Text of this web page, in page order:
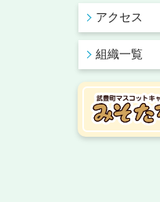
アクセス
組織一覧